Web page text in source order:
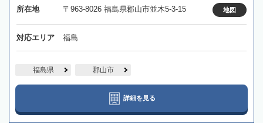
所在地 〒963-8026 福島県郡山市並木5-3-15 地図
対応エリア 福島
福島県 郡山市
詳細を見る